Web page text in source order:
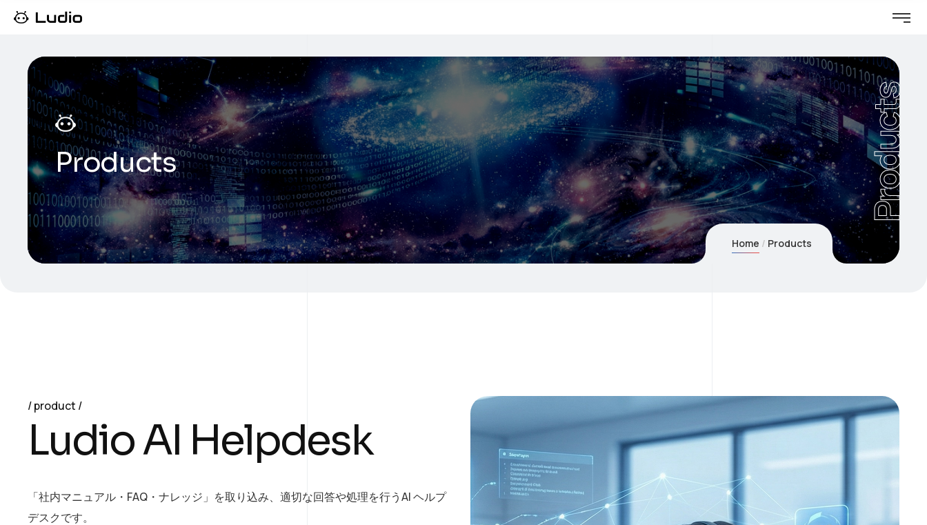
Products Products
Home Products
product
LudioAI Helpdesk
「社内マニュアル・FAQ・ナレッジ」を取り込み、適切な回答や処理を行うAI ヘルプ
デスクです。